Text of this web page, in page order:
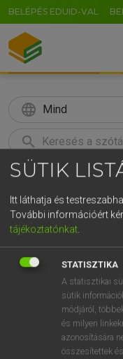
BELÉPÉS EDUID-VAL
language Mind
search
Európai uniós
VAN
Van előfizetésem
SÜTIK
Itt láthatja és
További információért
tájékoztatónkat.
STATISZTIKA
A statisztikai
sütik
módjáról,
és milyen
azonosítására
összesítettek
GR
t z u
g h j k
n m